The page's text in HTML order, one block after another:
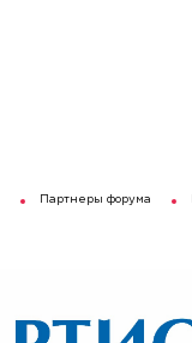
Партнеры форума